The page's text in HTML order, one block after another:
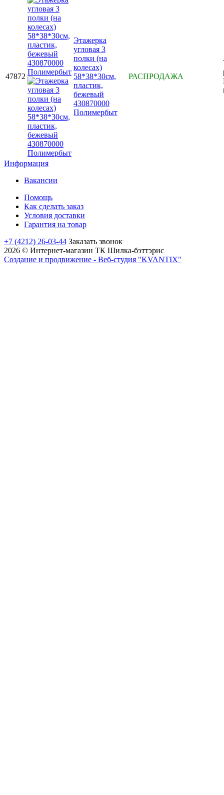
47872
Этажерка
угловая 3
полки (на
колесах)
58*38*30см,
пластик,
бежевый
430870000
Полимербыт
РАСПРОДАЖА
Информация
Вакансии
Помощь
Как сделать заказ
Условия доставки
Гарантия на товар
+7 (4212) 26-03-44 Заказать звонок
2026 © Интернет-магазин ТК Шилка-бэттэрис
Создание и продвижение - Веб-студия "KVANTIX"